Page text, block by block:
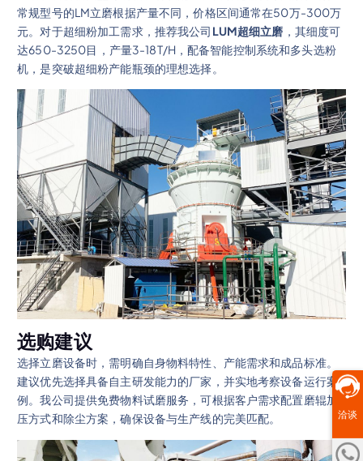
常规型号的LM立磨根据产量不同，价格区间通常在50万-300万
元。对于超细粉加工需求，推荐我公司 LUM超细立磨 ，其细度可
达650-3250目，产量3-18T/H，配备智能控制系统和多头选粉
机，是突破超细粉产能瓶颈的理想选择。
选购建议
选择立磨设备时，需明确自身物料特性、产能需求和成品标准。
建议优先选择具备自主研发能力的厂家，并实地考察设备运行案
例。我公司提供免费物料试磨服务，可根据客户需求配置磨辊加
压方式和除尘方案，确保设备与生产线的完美匹配。
洽谈